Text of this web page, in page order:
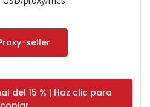
seller
del 15 % | Haz clic para